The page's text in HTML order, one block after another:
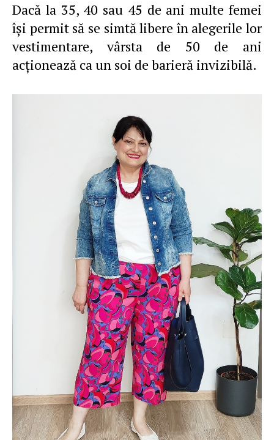
Dacă la 35, 40 sau 45 de ani multe femei
îşi permit să se simtă libere în alegerile lor
vestimentare, vârsta de 50 de ani
acţionează ca un soi de barieră invizibilă.